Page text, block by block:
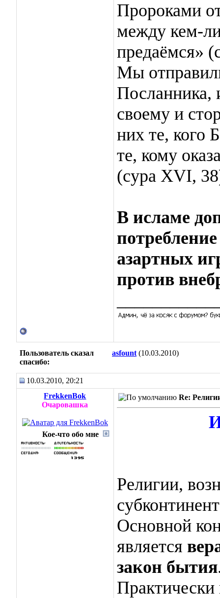
Пророками
между кем-
предаёмся»
Мы
Посланника,
своему и
них те, кого
те, кому
(сура XVI,
В исламе
азартных
против
Пользователь сказал
cпасибо:
asfount (10.03.2010)
10.03.2010, 20:21
FrekkenBok
Очаровашка
Кое-что обо мне
Re:
Религии,
Основной
является
закон бытия
Практически